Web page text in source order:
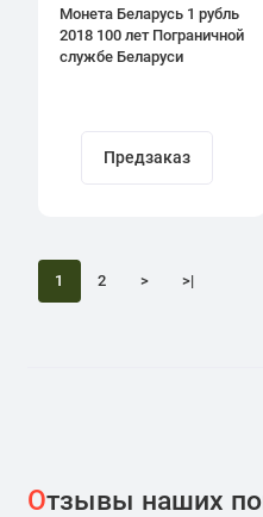
Монета Беларусь 1 рубль
2018 100 лет Пограничной
службе Беларуси
Предзаказ
1 2 > >|
Отзывы наших